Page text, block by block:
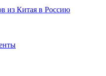
из Китая в Россию